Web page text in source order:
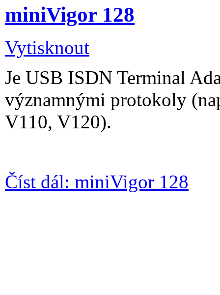
miniVigor 128
Vytisknout
Je USB ISDN Terminal
významnými protokoly
V110, V120).
Číst dál: miniVigor 128